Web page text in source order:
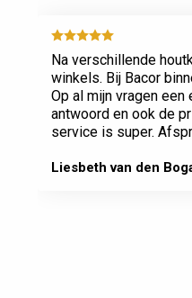
Na verschillende
winkels. Bij Bacor
Op al mijn vragen een
antwoord en ook de
service is super.
Dank jullie wel! Bacor
Liesbeth van den